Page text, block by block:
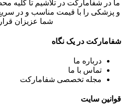
ما در شفامارکت در تلاشیم تا کلیه
و پزشکی را با قیمت مناسب و در
شما عزیزان
شفامارکت در یک نگاه
درباره ما
تماس با ما
مجله تخصصی شفامارکت
قوانین سایت